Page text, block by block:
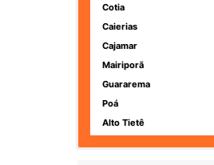
Cotia
Caierias
Cajamar
Mairiporã
Guararema
Poá
Alto Tietê